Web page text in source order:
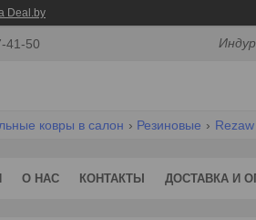
Deal.by
41-50
ковры в салон Резиновые
О НАС КОНТАКТЫ ДОСТАВКА И